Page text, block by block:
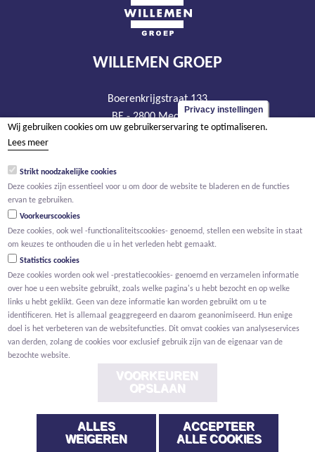
WILLEMEN GROEP
Boerenkrijgstraat 133
BE - 2800 Mechelen
tel +32 15 569 965
BTW BE 0466.256.432
Privacy Cookies Melding klokkenluider
Privacy instellingen
Wij gebruiken cookies om uw gebruikerservaring te optimaliseren.
Lees meer
Strikt noodzakelijke cookies
Deze cookies zijn essentieel voor u om door de website te bladeren en de functies
ervan te gebruiken.
Voorkeurscookies
Deze cookies, ook wel -functionaliteitscookies- genoemd, stellen een website in staat
om keuzes te onthouden die u in het verleden hebt gemaakt.
Statistics cookies
Deze cookies worden ook wel -prestatiecookies- genoemd en verzamelen informatie
over hoe u een website gebruikt, zoals welke pagina's u hebt bezocht en op welke
links u hebt geklikt. Geen van deze informatie kan worden gebruikt om u te
identificeren. Het is allemaal geaggregeerd en daarom geanonimiseerd. Hun enige
doel is het verbeteren van de websitefuncties. Dit omvat cookies van analyseservices
van derden, zolang de cookies voor exclusief gebruik zijn van de eigenaar van de
bezochte website.
VOORKEUREN
OPSLAAN
ALLES
WEIGEREN
ACCEPTEER
ALLE COOKIES